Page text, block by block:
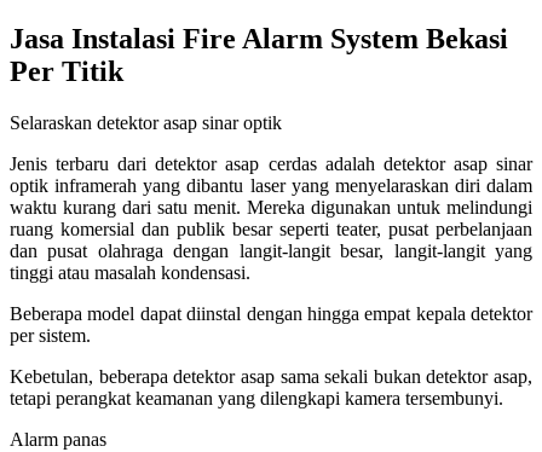
Jasa Instalasi Fire Alarm System Bekasi
Per Titik
Selaraskan detektor asap sinar optik
Jenis terbaru dari detektor asap cerdas adalah detektor asap sinar
optik inframerah yang dibantu laser yang menyelaraskan diri dalam
waktu kurang dari satu menit. Mereka digunakan untuk melindungi
ruang komersial dan publik besar seperti teater, pusat perbelanjaan
dan pusat olahraga dengan langit-langit besar, langit-langit yang
tinggi atau masalah kondensasi.
Beberapa model dapat diinstal dengan hingga empat kepala detektor
per sistem.
Kebetulan, beberapa detektor asap sama sekali bukan detektor asap,
tetapi perangkat keamanan yang dilengkapi kamera tersembunyi.
Alarm panas